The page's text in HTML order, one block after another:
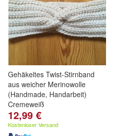
Gehäkeltes Twist-Stirnband
aus weicher Merinowolle
(Handmade, Handarbeit)
Cremeweiß
12,99 €
Kostenloser Versand